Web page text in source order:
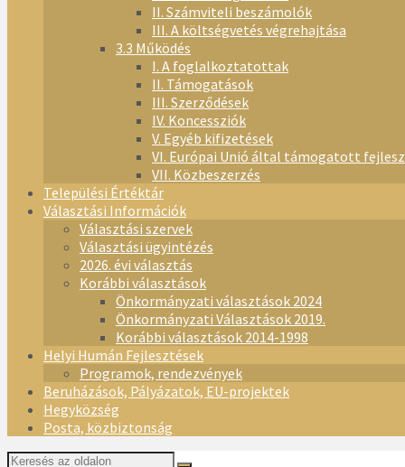
II. Számviteli beszámolók
III. A költségvetés végrehajtása
3.3 Működés
I. A foglalkoztatottak
II. Támogatások
III. Szerződések
IV. Koncessziók
V. Egyéb kifizetések
VI. Európai Unió által támogatott
VII. Közbeszerzés
Települési Értéktár
Választási Információk
Választási szervek
Választási ügyintézés
2026. évi választás
Korábbi választások
Önkormányzati választások 2024
Önkormányzati Választások 2019.
Korábbi választások 2014-1998
Helyi Humán Fejlesztések
Programok, rendezvények
Beruházások, Pályázatok, EU-projektek
Hegyközség
Posta, közbiztonság